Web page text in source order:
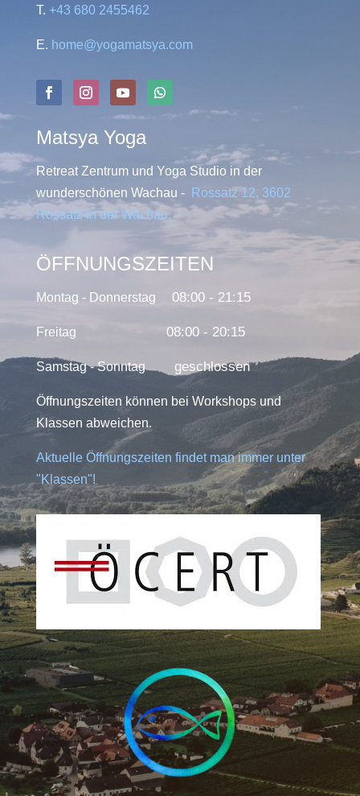
T. +43 680 2455462
E. home@yogamatsya.com
Matsya Yoga
Retreat Zentrum und Yoga Studio in der
wunderschönen Wachau -
Rossatz 12, 3602
Rossatz in der Wachau.
ÖFFNUNGSZEITEN
Montag - Donnerstag 08:00 - 21:15
Freitag 08:00 - 20:15
Samstag - Sonntag geschlossen
Öffnungszeiten können bei Workshops und
Klassen abweichen.
Aktuelle Öffnungszeiten findet man immer unter
"Klassen"!